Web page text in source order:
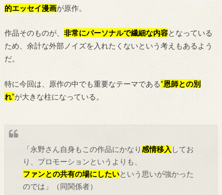
的エッセイ漫画が原作。
作品そのものが、 非常にパーソナルで繊細な内容となっている
ため、余計な外部ノイズを入れたくないという考えもあるよう
だ。
特に今回は、原作の中でも重要なテーマである“恩師との別
れ”が大きな柱になっている。
「永野さん自身もこの作品にかなり感情移入 してお
り、プロモーションというよりも、
ファンとの共有の場にしたいという思いが強かった
のでは」（同関係者）